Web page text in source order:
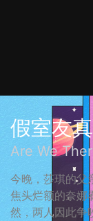
假室友
Are We
今晚，莎琪的父
焦头烂额的奈娜
然，两人因此争